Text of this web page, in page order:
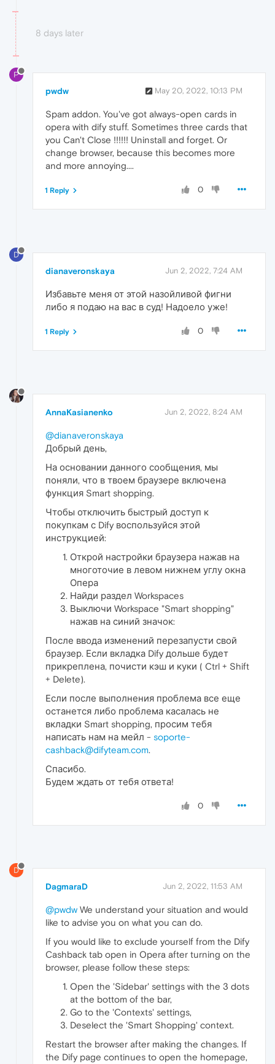
8 days later
P
pwdw May 20, 2022, 10:13 PM
Spam addon. You've got always-open cards in
opera with dify stuff. Sometimes three cards that
you Can't Close !!!!!! Uninstall and forget. Or
change browser, because this becomes more
and more annoying....
0
1 Reply
D
dianaveronskaya Jun 2, 2022, 7:24 AM
Избавьте меня от этой назойливой фигни
либо я подаю на вас в суд! Надоело уже!
0
1 Reply
AnnaKasianenko Jun 2, 2022, 8:24 AM
@dianaveronskaya
Добрый день,
На основании данного сообщения, мы
поняли, что в твоем браузере включена
функция Smart shopping.
Чтобы отключить быстрый доступ к
покупкам с Dify воспользуйся этой
инструкцией:
Открой настройки браузера нажав на
многоточие в левом нижнем углу окна
Опера
Найди раздел Workspaces
Выключи Workspace "Smart shopping"
нажав на синий значок:
После ввода изменений перезапусти свой
браузер. Если вкладка Dify дольше будет
прикреплена, почисти кэш и куки ( Ctrl + Shift
+ Delete).
Если после выполнения проблема все еще
останется либо проблема касалась не
вкладки Smart shopping, просим тебя
написать нам на мейл - soporte-
cashback@difyteam.com.
Спасибо.
Будем ждать от тебя ответа!
0
D
DagmaraD Jun 2, 2022, 11:53 AM
@pwdw We understand your situation and would
like to advise you on what you can do.
If you would like to exclude yourself from the Dify
Cashback tab open in Opera after turning on the
browser, please follow these steps:
Open the 'Sidebar' settings with the 3 dots
at the bottom of the bar,
Go to the 'Contexts' settings,
Deselect the 'Smart Shopping' context.
Restart the browser after making the changes. If
the Dify page continues to open the homepage,